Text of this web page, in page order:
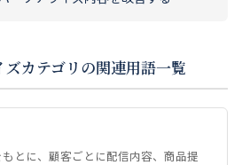
ズカテゴリの関連用語一覧
とに、顧客ごとに配信内容、商品提